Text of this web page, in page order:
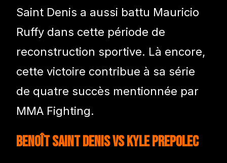
Saint Denis a aussi battu Mauricio
Ruffy dans cette période de
reconstruction sportive. Là encore,
cette victoire contribue à sa série
de quatre succès mentionnée par
MMA Fighting.
Benoît Saint Denis vs Kyle Prepolec